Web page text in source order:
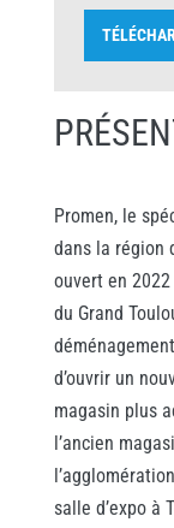
Promen, le
dans la région
ouvert en
du Grand
d’ouvrir un
magasin plus
l’ancien
salle d’expo à